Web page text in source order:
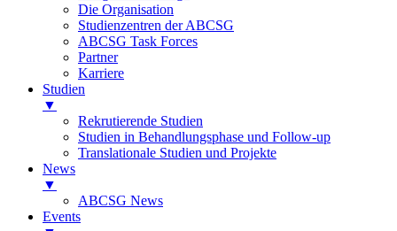
Die Organisation
Studienzentren der ABCSG
ABCSG Task Forces
Partner
Karriere
Studien
▼
Rekrutierende Studien
Studien in Behandlungsphase und Follow-up
Translationale Studien und Projekte
News
▼
ABCSG News
Events